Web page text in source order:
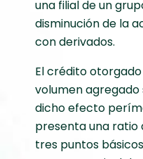
una filial de un
disminución de la
con derivados.
El crédito
volumen
dicho efecto
presenta una ratio
tres puntos